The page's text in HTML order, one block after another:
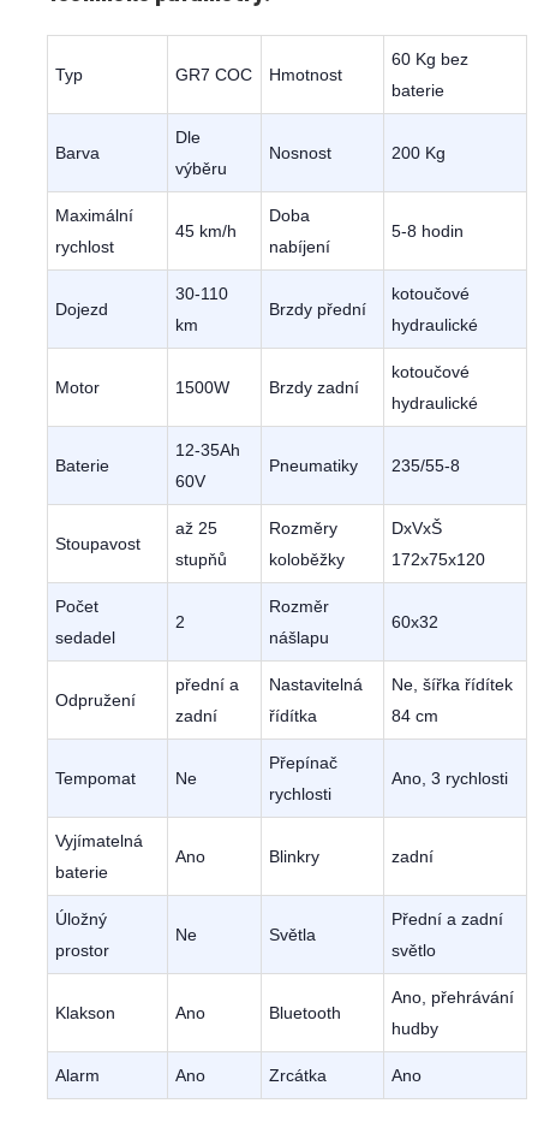
Typ GR7 COC Hmotnost
60 Kg bez
baterie
Barva
Dle
výběru
Nosnost 200 Kg
Maximální
rychlost
45 km/h
Doba
nabíjení
5-8 hodin
Dojezd
30-110
km
Brzdy přední
kotoučové
hydraulické
Motor 1500W Brzdy zadní
kotoučové
hydraulické
Baterie
12-35Ah
60V
Pneumatiky 235/55-8
Stoupavost
až 25
stupňů
Rozměry
koloběžky
DxVxŠ
172x75x120
Počet
sedadel
2
Rozměr
nášlapu
60x32
Odpružení
přední a
zadní
Nastavitelná
řídítka
Ne, šířka řídítek
84 cm
Tempomat Ne
Přepínač
rychlosti
Ano, 3 rychlosti
Vyjímatelná
baterie
Ano Blinkry zadní
Úložný
prostor
Ne Světla
Přední a zadní
světlo
Klakson Ano Bluetooth
Ano, přehrávání
hudby
Alarm Ano Zrcátka Ano